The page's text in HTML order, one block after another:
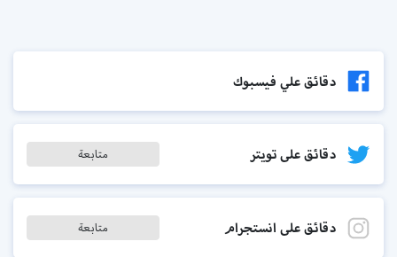
دقائق علي فيسبوك
دقائق على تويتر متابعة
دقائق على انستجرام متابعة